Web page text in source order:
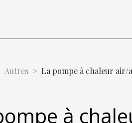
Autres La pompe à chaleur air/
à